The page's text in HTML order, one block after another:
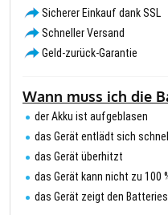
Sicherer Einkauf dank SSL
Schneller Versand
Geld-zurück-Garantie
Wann muss ich die
der Akku ist aufgeblasen
das Gerät entlädt sich
das Gerät überhitzt
das Gerät kann nicht zu 100
das Gerät zeigt den